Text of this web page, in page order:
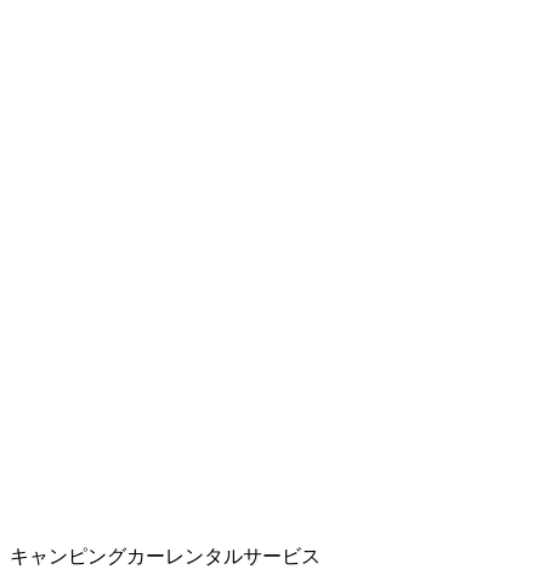
キャンピングカーレンタルサービス